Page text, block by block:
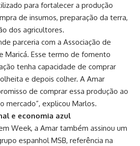
para fortalecer a produção
de insumos, preparação da terra,
dos agricultores.
parceria com a Associação de
Maricá. Esse termo de fomento
tenha capacidade de comprar
e depois colher. A Amar
de comprar essa produção ao
mercado”, explicou Marlos.
e economia azul
Week, a Amar também assinou um
espanhol MSB, referência na